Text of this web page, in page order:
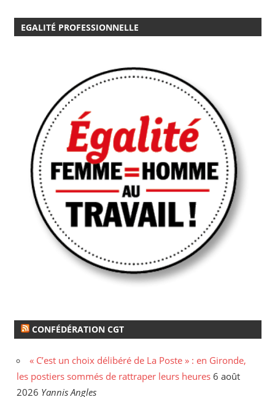
EGALITÉ PROFESSIONNELLE
CONFÉDÉRATION CGT
« C’est un choix délibéré de La Poste » : en Gironde,
les postiers sommés de rattraper leurs heures 6 août
2026 Yannis Angles